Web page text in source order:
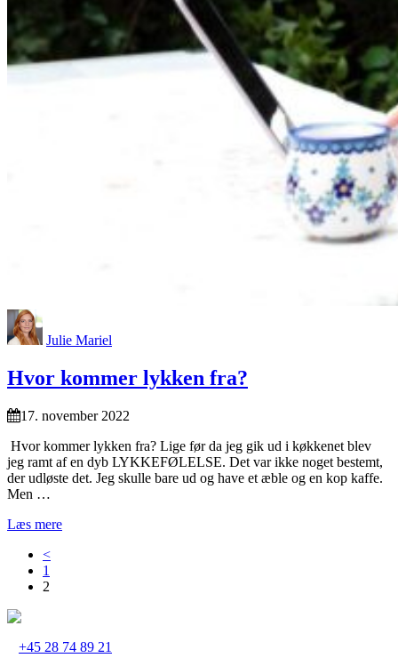
Julie Mariel
Hvor kommer lykken fra?
17. november 2022
Hvor kommer lykken fra? Lige før da jeg gik ud i køkkenet blev
jeg ramt af en dyb LYKKEFØLELSE. Det var ikke noget bestemt,
der udløste det. Jeg skulle bare ud og have et æble og en kop kaffe.
Men …
Læs mere
<
1
2
+45 28 74 89 21